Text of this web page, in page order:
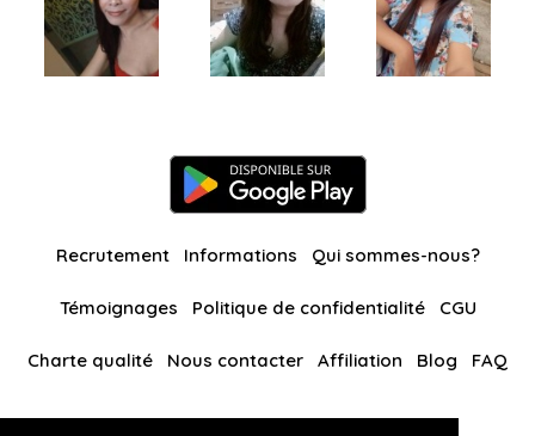
Recrutement Informations Qui sommes-nous?
Témoignages Politique de confidentialité CGU
Charte qualité Nous contacter Affiliation Blog FAQ